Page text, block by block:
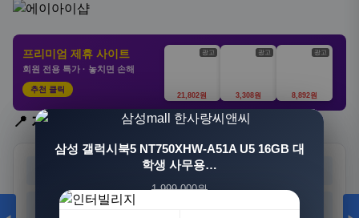
프리미엄 제휴 사이트
회원 전용 특가 · 놓치면 손해
추천 클릭
광고
21,802원
광고
3,308원
광고
8,892원
📍 지역 선택
부산 대구
광주 대전 세종
[3+1] 동국제약 마이핏 V 활성엽산 임신준비 임산
부영양 30정, 4개
100,000원
삼성 갤럭시북5 NT750XHW-A51A U5 16GB 대
학생 사무용…
1,999,000원